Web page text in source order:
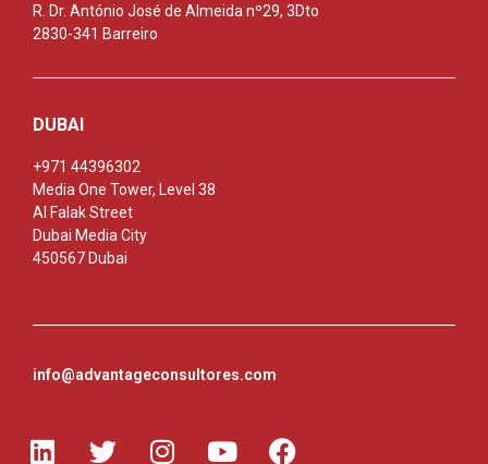
R. Dr. António José de Almeida nº29, 3Dto
2830-341 Barreiro
DUBAI
+971 44396302
Media One Tower, Level 38
Al Falak Street
Dubai Media City
450567 Dubai
info@advantageconsultores.com